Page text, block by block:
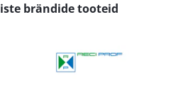
brändide tooteid